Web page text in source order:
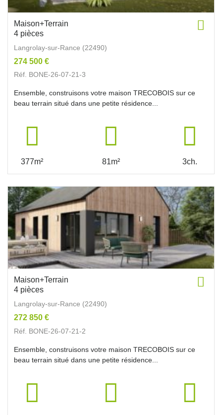
Maison+Terrain
4 pièces
Langrolay-sur-Rance (22490)
274 500 €
Réf. BONE-26-07-21-3
Ensemble, construisons votre maison TRECOBOIS sur ce
beau terrain situé dans une petite résidence...
377m² 81m² 3ch.
Maison+Terrain
4 pièces
Langrolay-sur-Rance (22490)
272 850 €
Réf. BONE-26-07-21-2
Ensemble, construisons votre maison TRECOBOIS sur ce
beau terrain situé dans une petite résidence...